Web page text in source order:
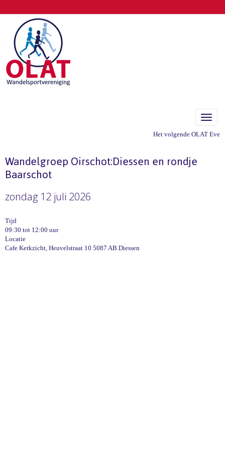
Het volgende OLAT
Wandelgroep Oirschot:Diessen en rondje
Baarschot
zondag 12 juli 2026
Tijd
09:30 tot 12:00 uur
Locatie
Cafe Kerkzicht, Heuvelstraat 10 5087 AB.Diessen